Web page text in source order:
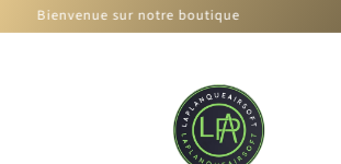
passer
sur notre boutique